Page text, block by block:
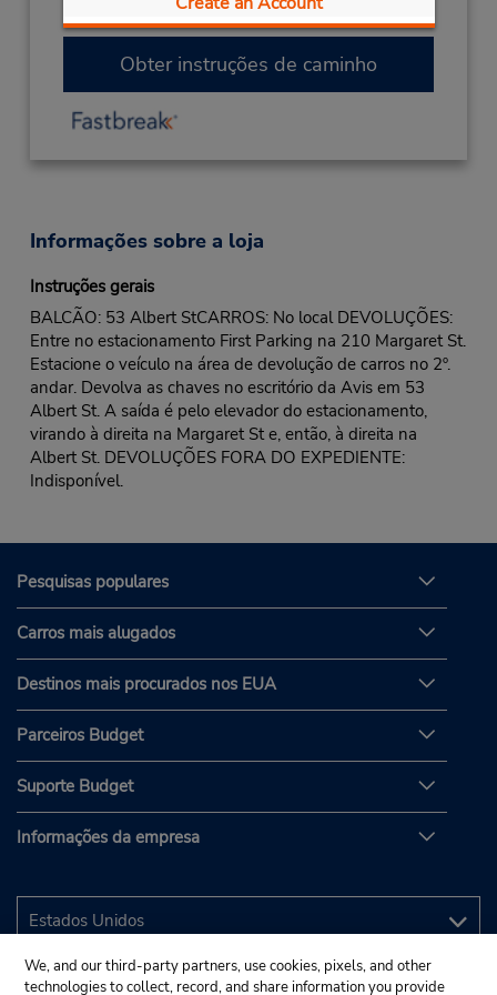
- Dezembro 2608:00AM- 12:00PM
Obter instruções de caminho
Informações sobre a loja
Instruções gerais
BALCÃO: 53 Albert StCARROS: No local DEVOLUÇÕES:
Entre no estacionamento First Parking na 210 Margaret St.
Estacione o veículo na área de devolução de carros no 2º.
andar. Devolva as chaves no escritório da Avis em 53
Albert St. A saída é pelo elevador do estacionamento,
virando à direita na Margaret St e, então, à direita na
Albert St. DEVOLUÇÕES FORA DO EXPEDIENTE:
Indisponível.
Pesquisas populares
Carros mais alugados
Destinos mais procurados nos EUA
Parceiros Budget
Suporte Budget
Informações da empresa
We, and our third-party partners, use cookies, pixels, and other
technologies to collect, record, and share information you provide